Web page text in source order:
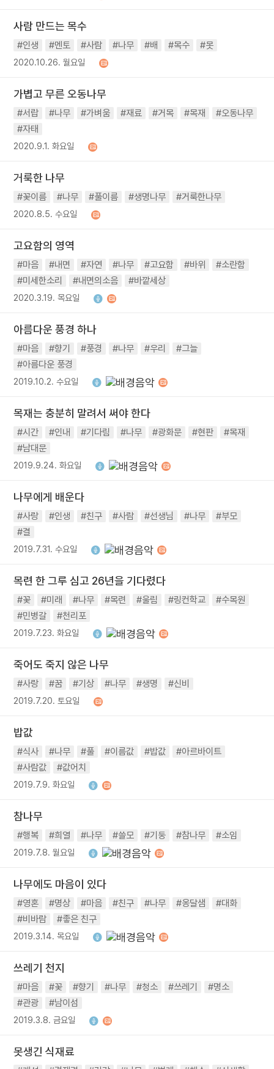
사람 만드는 목수
#인생 #멘토 #사람 #나무 #배 #목수 #못
2020.10.26. 월요일
가볍고 무른 오동나무
#서랍 #나무 #가벼움 #재료 #거목 #목재
#오동나무
#자태
2020.9.1. 화요일
거룩한 나무
#꽃이름 #나무 #풀이름 #생명나무 #거룩한나무
2020.8.5. 수요일
고요함의 영역
#마음 #내면 #자연 #나무 #고요함 #바위
#소란함
#미세한소리
#내면의소음 #바깥세상
2020.3.19. 목요일
아름다운 풍경 하나
#마음 #향기 #풍경 #나무 #우리
#그늘
#아름다운 풍경
2019.10.2. 수요일
목재는 충분히 말려서 써야 한다
#시간 #인내 #기다림 #나무 #광화문 #현판
#목재
#남대문
2019.9.24. 화요일
나무에게 배운다
#사랑 #인생 #친구 #사람 #선생님 #나무
#부모
#결
2019.7.31. 수요일
목련 한 그루 심고 26년을 기다렸다
#꽃 #미래 #나무 #목련 #울림 #링컨학교
#수목원
#민병갈
#천리포
2019.7.23. 화요일
죽어도 죽지 않은 나무
#사랑 #꿈 #기상 #나무 #생명 #신비
2019.7.20. 토요일
밥값
#식사 #나무 #풀 #이름값 #밥값
#아르바이트
#사람값
#값어치
2019.7.9. 화요일
참나무
#행복 #희열 #나무 #쓸모 #기둥 #참나무 #소임
2019.7.8. 월요일
나무에도 마음이 있다
#영혼 #명상 #마음 #친구 #나무 #옹달샘
#대화
#비바람
#좋은 친구
2019.3.14. 목요일
쓰레기 천지
#마음 #꽃 #향기 #나무 #청소 #쓰레기
#명소
#관광
#남이섬
2019.3.8. 금요일
못생긴 식재료